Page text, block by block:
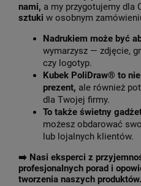
nami, a my przygotujemy dla
sztuki w osobnym
Nadrukiem może być
wymarzysz — zdjęcie,
czy logotyp.
Kubek PoliDraw® to
prezent, ale również
dla Twojej firmy.
To także świetny
możesz obdarować
lub lojalnych klientów.
➡️ Nasi eksperci z
profesjonalnych porad i
tworzenia naszych produktów.